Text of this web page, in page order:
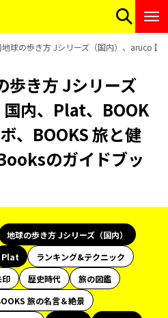
球の歩き方 Jシリーズ（国内）、aruco 国
歩き方 Jシリーズ
国内、Plat、BOOK
、BOOKS 旅と健
のガイドブッ
地球の歩き方 Jシリーズ（国内）
Plat
ランキング&テクニック
印 歴史時代
旅の図鑑
旅の名言＆絶景